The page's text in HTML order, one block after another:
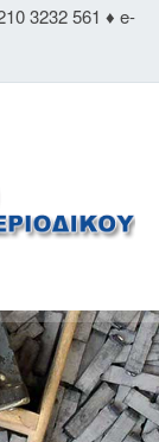
3232 561 ♦ e-